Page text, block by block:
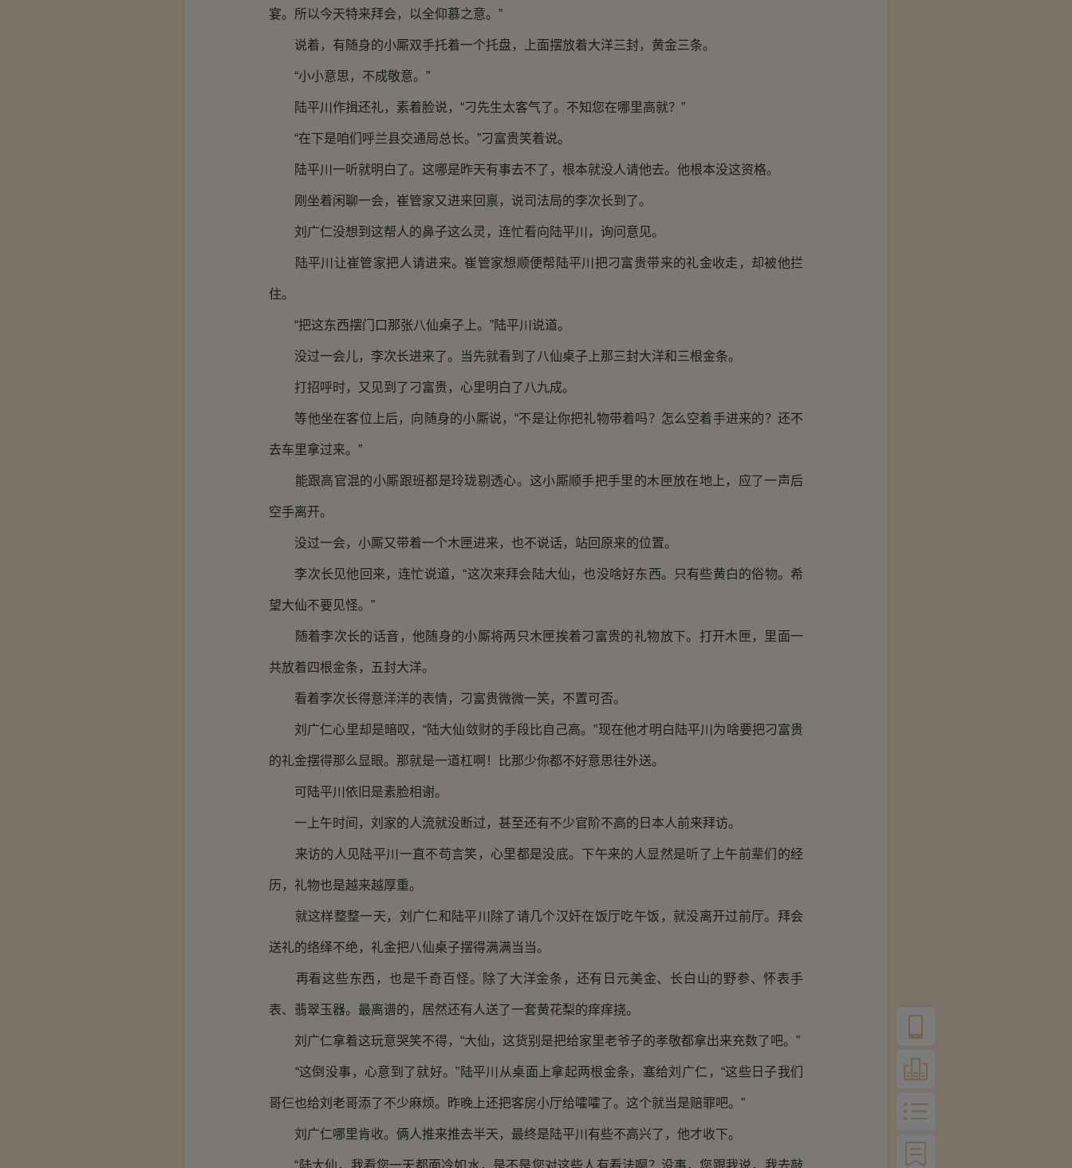
宴。所以今天特来拜会，以全仰慕之意。”
说着，有随身的小厮双手托着一个托盘，上面摆放着大洋三封，黄金三条。
“小小意思，不成敬意。”
陆平川作揖还礼，素着脸说，“刁先生太客气了。不知您在哪里高就？”
“在下是咱们呼兰县交通局总长。”刁富贵笑着说。
陆平川一听就明白了。这哪是昨天有事去不了，根本就没人请他去。他根本没这资格。
刚坐着闲聊一会，崔管家又进来回禀，说司法局的李次长到了。
刘广仁没想到这帮人的鼻子这么灵，连忙看向陆平川，询问意见。
陆平川让崔管家把人请进来。崔管家想顺便帮陆平川把刁富贵带来的礼金收走，却被他拦
住。
“把这东西摆门口那张八仙桌子上。”陆平川说道。
没过一会儿，李次长进来了。当先就看到了八仙桌子上那三封大洋和三根金条。
打招呼时，又见到了刁富贵，心里明白了八九成。
等他坐在客位上后，向随身的小厮说，“不是让你把礼物带着吗？怎么空着手进来的？还不
去车里拿过来。”
能跟高官混的小厮跟班都是玲珑剔透心。这小厮顺手把手里的木匣放在地上，应了一声后
空手离开。
没过一会，小厮又带着一个木匣进来，也不说话，站回原来的位置。
李次长见他回来，连忙说道，“这次来拜会陆大仙，也没啥好东西。只有些黄白的俗物。希
望大仙不要见怪。”
随着李次长的话音，他随身的小厮将两只木匣挨着刁富贵的礼物放下。打开木匣，里面一
共放着四根金条，五封大洋。
看着李次长得意洋洋的表情，刁富贵微微一笑，不置可否。
刘广仁心里却是暗叹，“陆大仙敛财的手段比自己高。”现在他才明白陆平川为啥要把刁富贵
的礼金摆得那么显眼。那就是一道杠啊！比那少你都不好意思往外送。
可陆平川依旧是素脸相谢。
一上午时间，刘家的人流就没断过，甚至还有不少官阶不高的日本人前来拜访。
来访的人见陆平川一直不苟言笑，心里都是没底。下午来的人显然是听了上午前辈们的经
历，礼物也是越来越厚重。
就这样整整一天，刘广仁和陆平川除了请几个汉奸在饭厅吃午饭，就没离开过前厅。拜会
送礼的络绎不绝，礼金把八仙桌子摆得满满当当。
再看这些东西，也是千奇百怪。除了大洋金条，还有日元美金、长白山的野参、怀表手
表、翡翠玉器。最离谱的，居然还有人送了一套黄花梨的痒痒挠。
刘广仁拿着这玩意哭笑不得，“大仙，这货别是把给家里老爷子的孝敬都拿出来充数了吧。”
“这倒没事，心意到了就好。”陆平川从桌面上拿起两根金条，塞给刘广仁，“这些日子我们
哥仨也给刘老哥添了不少麻烦。昨晚上还把客房小厅给嚯嚯了。这个就当是赔罪吧。”
刘广仁哪里肯收。俩人推来推去半天，最终是陆平川有些不高兴了，他才收下。
“陆大仙，我看您一天都面冷如水，是不是您对这些人有看法啊？没事，您跟我说，我去敲